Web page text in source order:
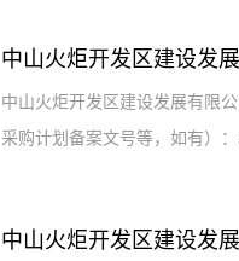
中山火炬开发区建设发
中山火炬开发区建设发展有限
采购计划备案文号等，如有）
中山火炬开发区建设发